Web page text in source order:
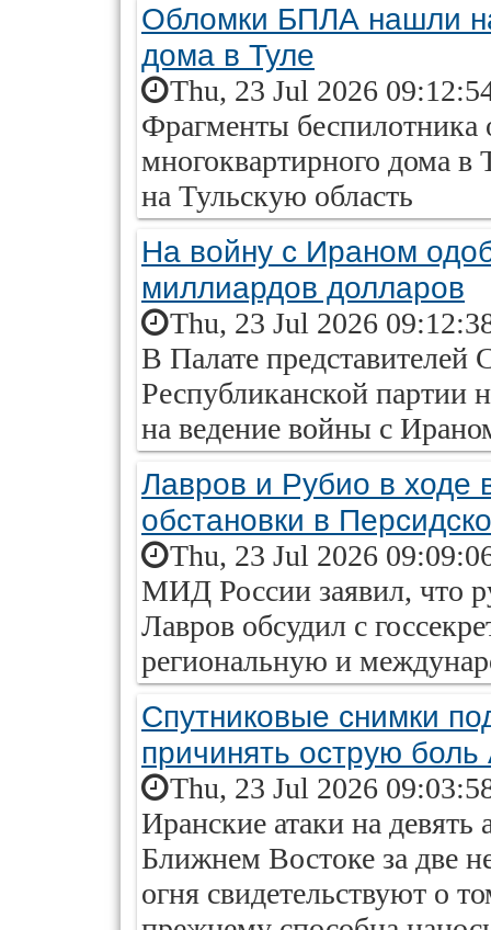
Обломки БПЛА нашли
дома в Туле
Thu, 23 Jul 2026
Фрагменты беспилотника
многоквартирного дома
на Тульскую область
На войну с Ираном
миллиардов долларов
Thu, 23 Jul 2026
В Палате
Республиканской партии
на ведение войны с
Лавров и Рубио в ходе
обстановки в
Thu, 23 Jul 2026
МИД России заявил, что
Лавров обсудил с
региональную и
Спутниковые снимки
причинять острую
Thu, 23 Jul 2026
Иранские атаки на девять
Ближнем Востоке за две
огня свидетельствуют о